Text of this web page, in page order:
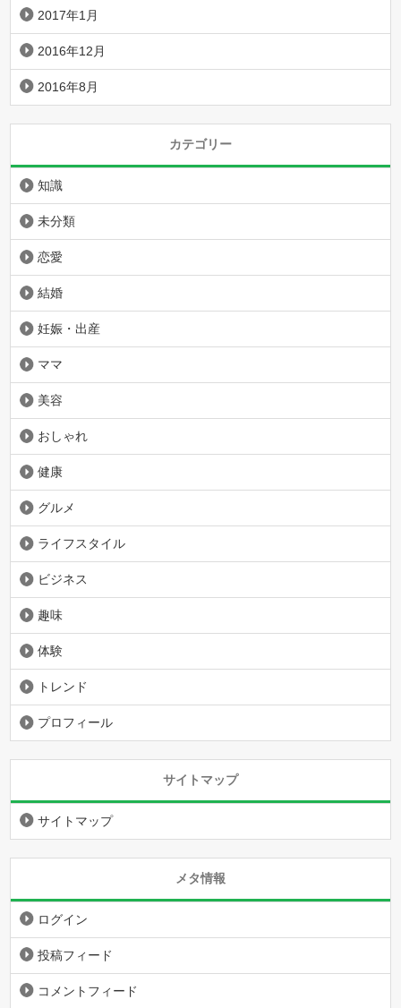
2017年1月
2016年12月
2016年8月
カテゴリー
知識
未分類
恋愛
結婚
妊娠・出産
ママ
美容
おしゃれ
健康
グルメ
ライフスタイル
ビジネス
趣味
体験
トレンド
プロフィール
サイトマップ
サイトマップ
メタ情報
ログイン
投稿フィード
コメントフィード